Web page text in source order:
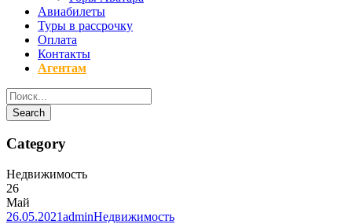
Авиабилеты
Туры в рассрочку
Оплата
Контакты
Агентам
Category
Недвижимость
26
Май
26.05.2021adminНедвижимость